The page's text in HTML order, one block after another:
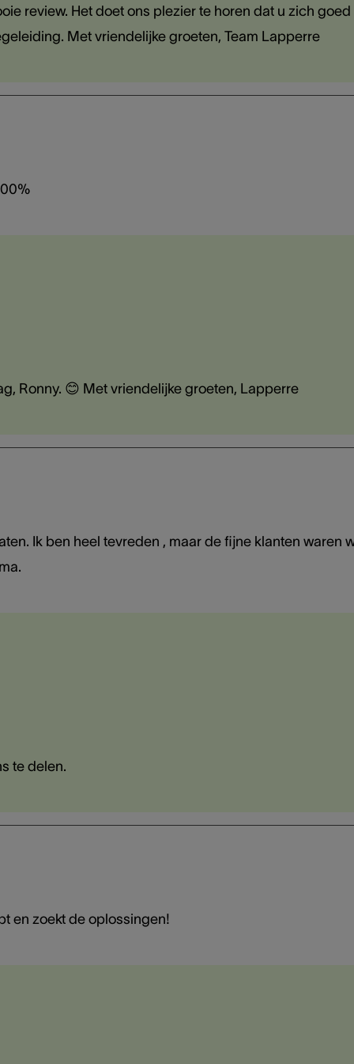
review. Het doet ons plezier te horen dat u zich goed
Met vriendelijke groeten, Team Lapperre
Ronny. 😊 Met vriendelijke groeten, Lapperre
Ik ben heel tevreden , maar de fijne klanten waren
te delen.
en zoekt de oplossingen!